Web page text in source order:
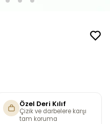
Özel Deri Kılıf
Çizik ve darbelere karşı
tam koruma